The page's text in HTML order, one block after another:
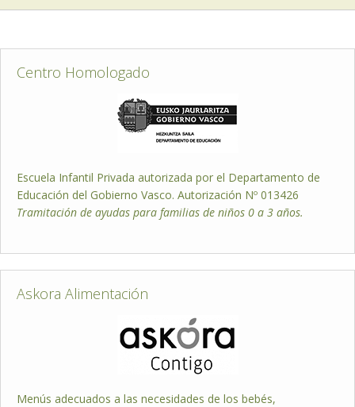
Centro Homologado
Escuela Infantil Privada autorizada por el Departamento de
Educación del Gobierno Vasco. Autorización Nº 013426
Tramitación de ayudas para familias de niños 0 a 3 años.
Askora Alimentación
Menús adecuados a las necesidades de los bebés,